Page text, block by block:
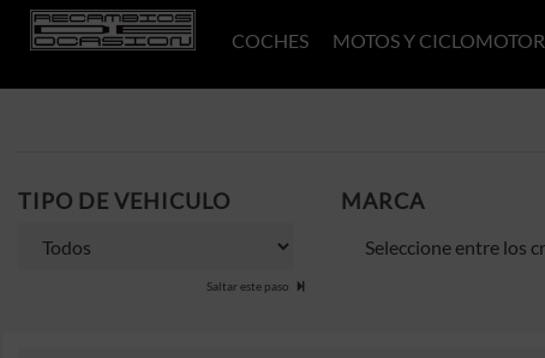
COCHES MOTOS Y
TIPO DE VEHICULO
Saltar este paso
MARCA